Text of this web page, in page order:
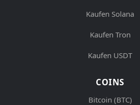
Kaufen Solana
Kaufen Tron
Kaufen USDT
COINS
Bitcoin (BTC)